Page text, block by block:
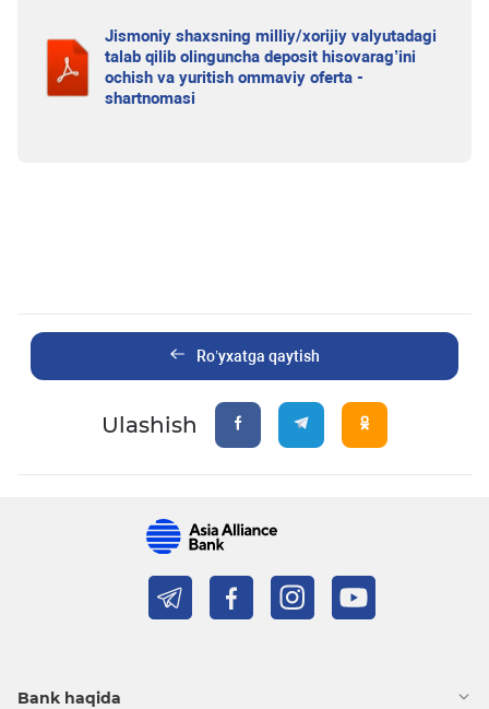
Jismoniy shaxsning milliy/xorijiy valyutadagi
talab qilib olinguncha deposit hisovarag’ini
ochish va yuritish ommaviy oferta -
shartnomasi
Ro’yxatga qaytish
Ulashish
Bank haqida